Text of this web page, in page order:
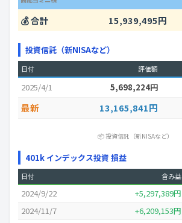
💰 合計 15,939,495円
投資信託（新NISAなど）
日付 評価額
2025/4/1 5,698,224円
最新 13,165,841円
📦 投資信託（新NISAなど）
401k インデックス投資 損益
日付 含み益
2024/9/22 +5,297,389円
2024/11/7
+6,209,153円